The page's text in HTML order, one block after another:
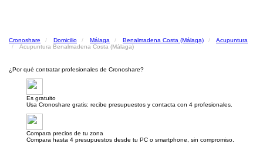
Cronoshare Domicilio Málaga Benalmadena Costa (Málaga)
Acupuntura
Acupuntura Benalmadena Costa (Málaga)
¿Por qué contratar profesionales de Cronoshare?
Es gratuito
Usa Cronoshare gratis: recibe presupuestos y contacta con 4 profesionales.
Compara precios de tu zona
Compara hasta 4 presupuestos desde tu PC o smartphone, sin compromiso.